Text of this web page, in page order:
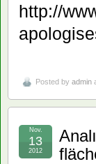
http://
Posted by admin
Nov.
13
2012